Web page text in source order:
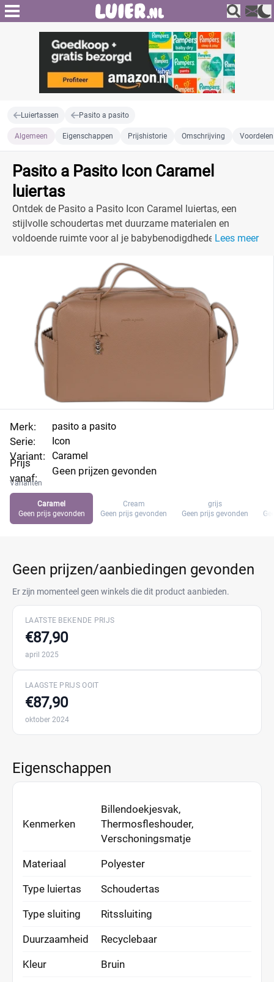
Luiertassen Pasito a pasito
Algemeen Eigenschappen Prijshistorie Omschrijving
Pasito a Pasito Icon Caramel
luiertas
Ontdek de Pasito a Pasito Icon Caramel luiertas, een
stijlvolle schoudertas met duurzame materialen en
voldoende ruimte voor al je babybenodigdheden. Perfect
Lees meer
Merk:
Serie:
Variant:
Prijs
vanaf:
pasito a pasito
Icon
Caramel
Geen prijzen gevonden
Varianten
Caramel
Geen prijs gevonden
Cream
Geen prijs gevonden
grijs
Geen prijs gevonden
Geen prijzen/aanbiedingen gevonden
Er zijn momenteel geen winkels die dit product aanbieden.
LAATSTE BEKENDE PRIJS
€87,90
april 2025
LAAGSTE PRIJS OOIT
€87,90
oktober 2024
Eigenschappen
Kenmerken
Billendoekjesvak,
Thermosfleshouder,
Verschoningsmatje
Materiaal Polyester
Type luiertas Schoudertas
Type sluiting Ritssluiting
Duurzaamheid Recyclebaar
Kleur Bruin